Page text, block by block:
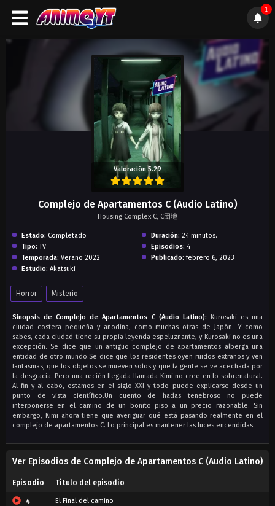
1
Valoración 5.29
Complejo de Apartamentos C (Audio Latino)
Housing Complex C, C団地
Estado: Completado
Tipo: TV
Temporada: Verano 2022
Estudio: Akatsuki
Duración: 24 minutos.
Episodios: 4
Publicado: febrero 6, 2023
Horror Misterio
Sinopsis de Complejo de Apartamentos C (Audio Latino): Kurosaki es una
ciudad costera pequeña y anodina, como muchas otras de Japón. Y como
sabes, cada ciudad tiene su propia leyenda espeluznante, y Kurosaki no es una
excepción. Se dice que un antiguo complejo de apartamentos alberga una
entidad de otro mundo.Se dice que los residentes oyen ruidos extraños y ven
fantasmas, que los objetos se mueven solos y que la gente se ve acechada por
la desgracia. Pero una recién llegada llamada Kimi no cree en lo sobrenatural.
Al fin y al cabo, estamos en el siglo XXI y todo puede explicarse desde un
punto de vista científico.Un cuento de hadas tenebroso no puede
interponerse en el camino de un bonito piso a un precio razonable. Sin
embargo, Kimi ahora tiene que averiguar qué está pasando realmente en el
complejo de apartamentos C. Lo principal es mantener las luces encendidas.
Ver Episodios de Complejo de Apartamentos C (Audio Latino)
Episodio Titulo del episodio
4 El Final del camino